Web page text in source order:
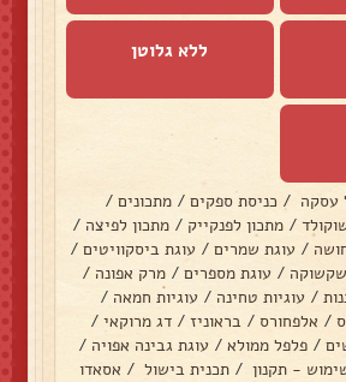
ללא גלוטן
עסקה / כניסת ספקים / מתכונים /
/ מתכון לפנקייק / מתכון לפיצה /
/ עוגת שמרים / עוגת ביסקוויטים /
שקשוקה / עוגת מספרים / מרק אפונה /
/ עוגיות טחינה / עוגיות חמאה /
/ אלפחורס / בראוניז / דג מרוקאי /
/ פלפל ממולא / עוגת גבינה אפויה /
- תקנון / תכנית בישול / אסאדו